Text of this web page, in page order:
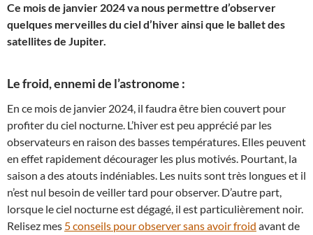
Ce mois de janvier 2024 va nous permettre d’observer
quelques merveilles du ciel d’hiver ainsi que le ballet des
satellites de Jupiter.
Le froid, ennemi de l’astronome :
En ce mois de janvier 2024, il faudra être bien couvert pour
profiter du ciel nocturne. L’hiver est peu apprécié par les
observateurs en raison des basses températures. Elles peuvent
en effet rapidement décourager les plus motivés. Pourtant, la
saison a des atouts indéniables. Les nuits sont très longues et il
n’est nul besoin de veiller tard pour observer. D’autre part,
lorsque le ciel nocturne est dégagé, il est particulièrement noir.
Relisez mes 5 conseils pour observer sans avoir froid avant de